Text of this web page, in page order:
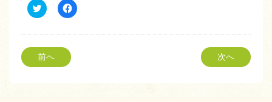
ク
リ
し
て
Twitter
で
共
Facebook
で
す
前へ 次へ